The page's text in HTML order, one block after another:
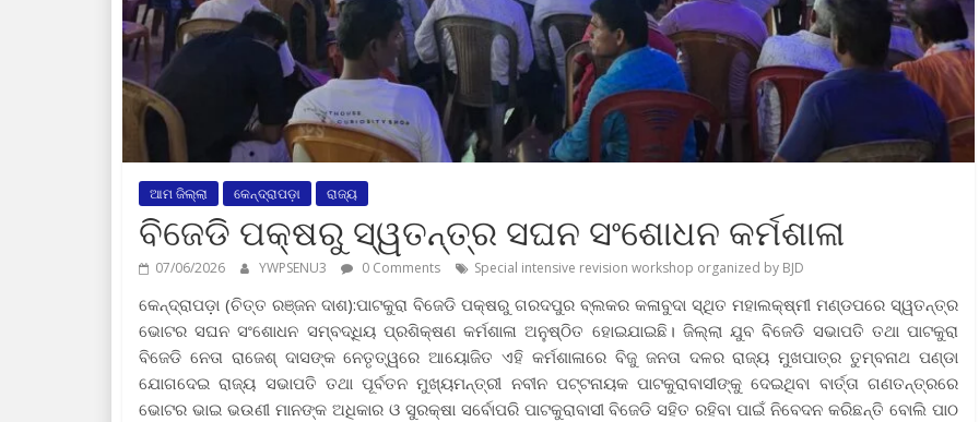
ଆମ ଜିଲ୍ଲା କେନ୍ଦ୍ରାପଡ଼ା ରାଜ୍ୟ
ବିଜେଡି ପକ୍ଷରୁ ସ୍ୱତନ୍ତ୍ର ସଘନ ସଂଶୋଧନ କର୍ମଶାଳା
07/06/2026 YWPSENU3 0 Comments Special intensive revision workshop organized by BJD
କେନ୍ଦ୍ରାପଡ଼ା (ଚିତ୍ତ ରଞ୍ଜନ ଦାଶ):ପାଟକୁରା ବିଜେଡି ପକ୍ଷରୁ ଗରଦପୁର ବ୍ଲକର କଳାବୁଦା ସ୍ଥିତ ମହାଲକ୍ଷ୍ମୀ ମଣ୍ଡପରେ ସ୍ୱତନ୍ତ୍ର
ଭୋଟର ସଘନ ସଂଶୋଧନ ସମ୍ବଦ୍ଧିୟ ପ୍ରଶିକ୍ଷଣ କର୍ମଶାଳା ଅନୁଷ୍ଠିତ ହୋଇଯାଇଛି। ଜିଲ୍ଲା ଯୁବ ବିଜେଡି ସଭାପତି ତଥା ପାଟକୁରା
ବିଜେଡି ନେତା ରାଜେଶ୍ ଦାସଙ୍କ ନେତୃତ୍ୱରେ ଆୟୋଜିତ ଏହି କର୍ମଶାଳାରେ ବିଜୁ ଜନତା ଦଳର ରାଜ୍ୟ ମୁଖପାତ୍ର ତୁମ୍ବନାଥ ପଣ୍ଡା
ଯୋଗଦେଇ ରାଜ୍ୟ ସଭାପତି ତଥା ପୂର୍ବତନ ମୁଖ୍ୟମନ୍ତ୍ରୀ ନବୀନ ପଟ୍ଟନାୟକ ପାଟକୁରାବାସୀଙ୍କୁ ଦେଇଥିବା ବାର୍ତ୍ତା ଗଣତନ୍ତ୍ରରେ
ଭୋଟର ଭାଇ ଭଉଣୀ ମାନଙ୍କ ଅଧିକାର ଓ ସୁରକ୍ଷା ସର୍ବୋପରି ପାଟକୁରାବାସୀ ବିଜେଡି ସହିତ ରହିବା ପାଇଁ ନିବେଦନ କରିଛନ୍ତି ବୋଲି ପାଠ